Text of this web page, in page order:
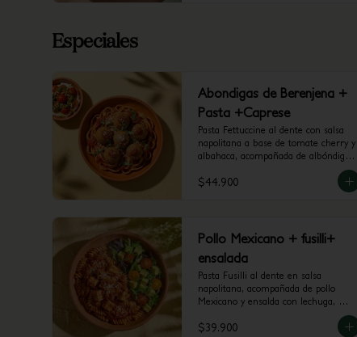
Especiales
Abondigas de Berenjena +
Pasta +Caprese
Pasta Fettuccine al dente con salsa
napolitana a base de tomate cherry y
albahaca, acompañada de albóndigas
burrata, tomate cherry y pesto.
$44.900
Pollo Mexicano + fusilli+
ensalada
Pasta Fusilli al dente en salsa
napolitana, acompañada de pollo
Mexicano y ensalda con lechuga,
$39.900